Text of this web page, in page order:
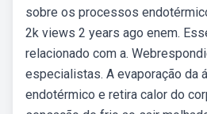
sobre os processos
2k views 2 years ago enem.
relacionado com a.
especialistas. A evaporação da
endotérmico e retira calor do